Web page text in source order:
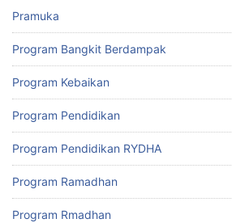
Pramuka
Program Bangkit Berdampak
Program Kebaikan
Program Pendidikan
Program Pendidikan RYDHA
Program Ramadhan
Program Rmadhan